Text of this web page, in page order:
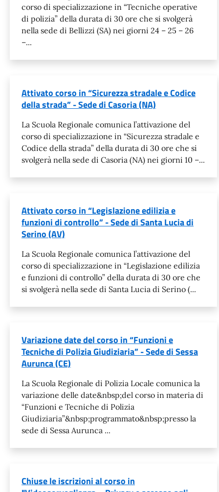
corso di specializzazione in “Tecniche operative
di polizia” della durata di 30 ore che si svolgerà
nella sede di Bellizzi (SA) nei giorni 24 – 25 – 26
–...
Attivato corso in “Sicurezza stradale e Codice
della strada” - Sede di Casoria (NA)
La Scuola Regionale comunica l’attivazione del
corso di specializzazione in “Sicurezza stradale e
Codice della strada” della durata di 30 ore che si
svolgerà nella sede di Casoria (NA) nei giorni 10 –...
Attivato corso in “Legislazione edilizia e
funzioni di controllo” - Sede di Santa Lucia di
Serino (AV)
La Scuola Regionale comunica l’attivazione del
corso di specializzazione in “Legislazione edilizia
e funzioni di controllo” della durata di 30 ore che
si svolgerà nella sede di Santa Lucia di Serino (...
Variazione date del corso in “Funzioni e
Tecniche di Polizia Giudiziaria” - Sede di Sessa
Aurunca (CE)
La Scuola Regionale di Polizia Locale comunica la
variazione delle date&nbsp;del corso in materia di
“Funzioni e Tecniche di Polizia
Giudiziaria”&nbsp;programmato&nbsp;presso la
sede di Sessa Aurunca ...
Chiuse le iscrizioni al corso in